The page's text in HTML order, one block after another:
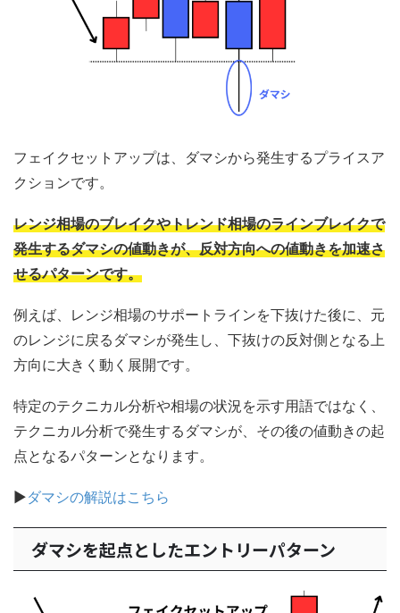
フェイクセットアップは、ダマシから発生するプライスア
クションです。
レンジ相場のブレイクやトレンド相場のラインブレイクで
発生するダマシの値動きが、反対方向への値動きを加速さ
せるパターンです。
例えば、レンジ相場のサポートラインを下抜けた後に、元
のレンジに戻るダマシが発生し、下抜けの反対側となる上
方向に大きく動く展開です。
特定のテクニカル分析や相場の状況を示す用語ではなく、
テクニカル分析で発生するダマシが、その後の値動きの起
点となるパターンとなります。
▶ダマシの解説はこちら
ダマシを起点としたエントリーパターン